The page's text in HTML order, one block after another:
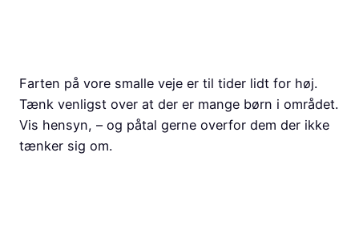
Farten på vore smalle veje er til tider lidt for høj.
Tænk venligst over at der er mange børn i området.
Vis hensyn, – og påtal gerne overfor dem der ikke
tænker sig om.